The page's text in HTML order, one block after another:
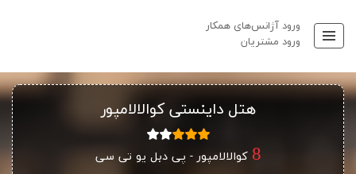
ورود آژانس‌های همکار
ورود مشتریان
هتل داینستی کوالالامپور
کوالالامپور - پی دبل یو تی سی